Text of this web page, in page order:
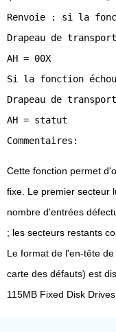
Renvoie : si la
Drapeau de
AH = 00X
Si la fonction
Drapeau de
AH = statut
Cette fonction permet
fixe. Le premier secteur
nombre d'entrées
; les secteurs restants
Le format de l'en-tête
carte des défauts) est
115MB Fixed Disk